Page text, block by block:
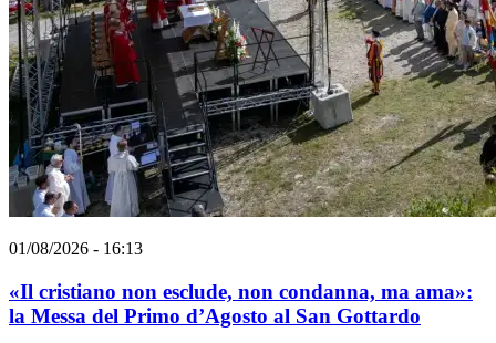
01/08/2026 - 16:13
«Il cristiano non esclude, non condanna, ma ama»:
la Messa del Primo d’Agosto al San Gottardo